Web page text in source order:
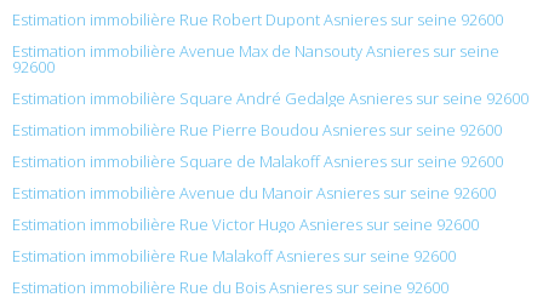
Estimation immobilière Rue Robert Dupont Asnieres sur seine 92600
Estimation immobilière Avenue Max de Nansouty Asnieres sur seine
92600
Estimation immobilière Square André Gedalge Asnieres sur seine 92600
Estimation immobilière Rue Pierre Boudou Asnieres sur seine 92600
Estimation immobilière Square de Malakoff Asnieres sur seine 92600
Estimation immobilière Avenue du Manoir Asnieres sur seine 92600
Estimation immobilière Rue Victor Hugo Asnieres sur seine 92600
Estimation immobilière Rue Malakoff Asnieres sur seine 92600
Estimation immobilière Rue du Bois Asnieres sur seine 92600